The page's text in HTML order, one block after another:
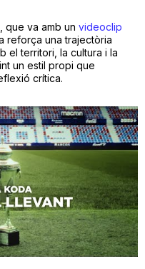
que va amb un videoclip
reforça una trajectòria
el territori, la cultura i la
un estil propi que
crítica.